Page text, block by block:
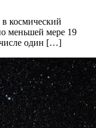
в космический
меньшей мере 19
один […]